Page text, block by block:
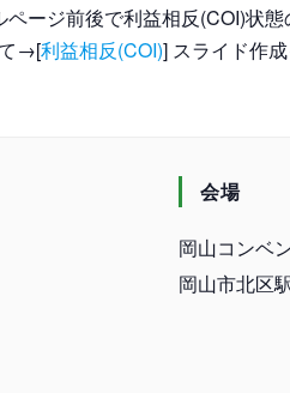
ージ前後で利益相反(COI)状態
→[利益相反(COI)] スライド作
会場
岡山コンベ
岡山市北区